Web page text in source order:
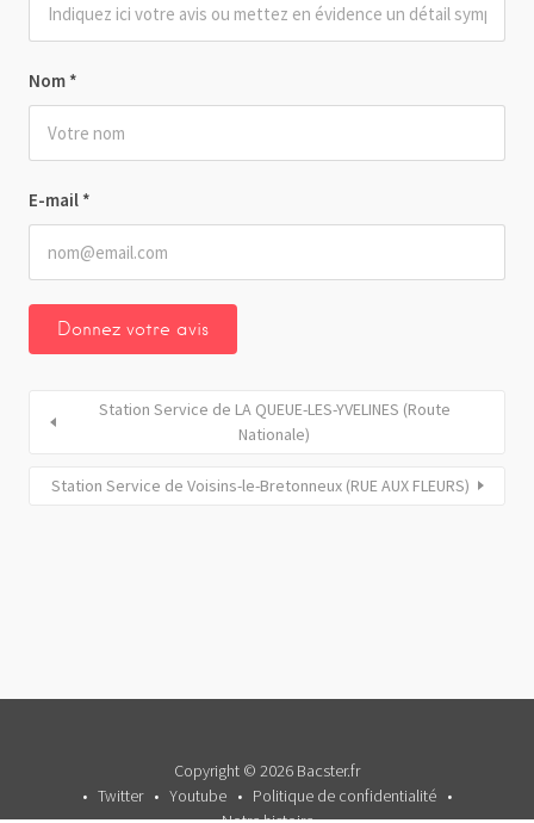
Nom *
E-mail *
Station Service de LA QUEUE-LES-YVELINES (Route
Nationale)
Station Service de Voisins-le-Bretonneux (RUE AUX FLEURS)
Copyright © 2026 Bacster.fr
Twitter
Youtube
Politique de confidentialité